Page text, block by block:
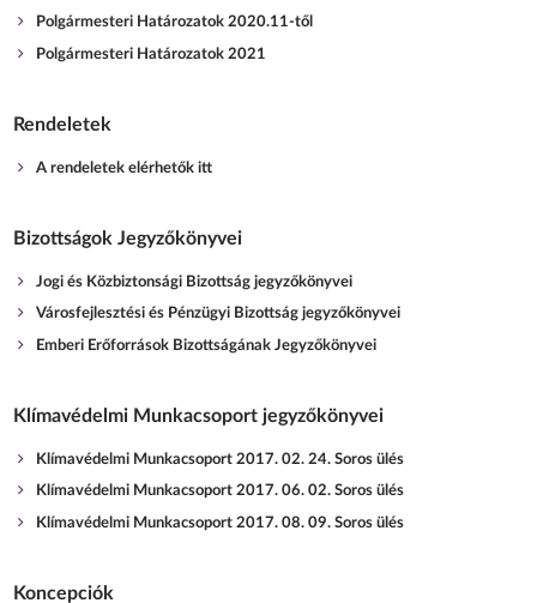
Polgármesteri Határozatok 2020.11-től
Polgármesteri Határozatok 2021
Rendeletek
A rendeletek elérhetők itt
Bizottságok Jegyzőkönyvei
Jogi és Közbiztonsági Bizottság jegyzőkönyvei
Városfejlesztési és Pénzügyi Bizottság jegyzőkönyvei
Emberi Erőforrások Bizottságának Jegyzőkönyvei
Klímavédelmi Munkacsoport jegyzőkönyvei
Klímavédelmi Munkacsoport 2017. 02. 24. Soros ülés
Klímavédelmi Munkacsoport 2017. 06. 02. Soros ülés
Klímavédelmi Munkacsoport 2017. 08. 09. Soros ülés
Koncepciók